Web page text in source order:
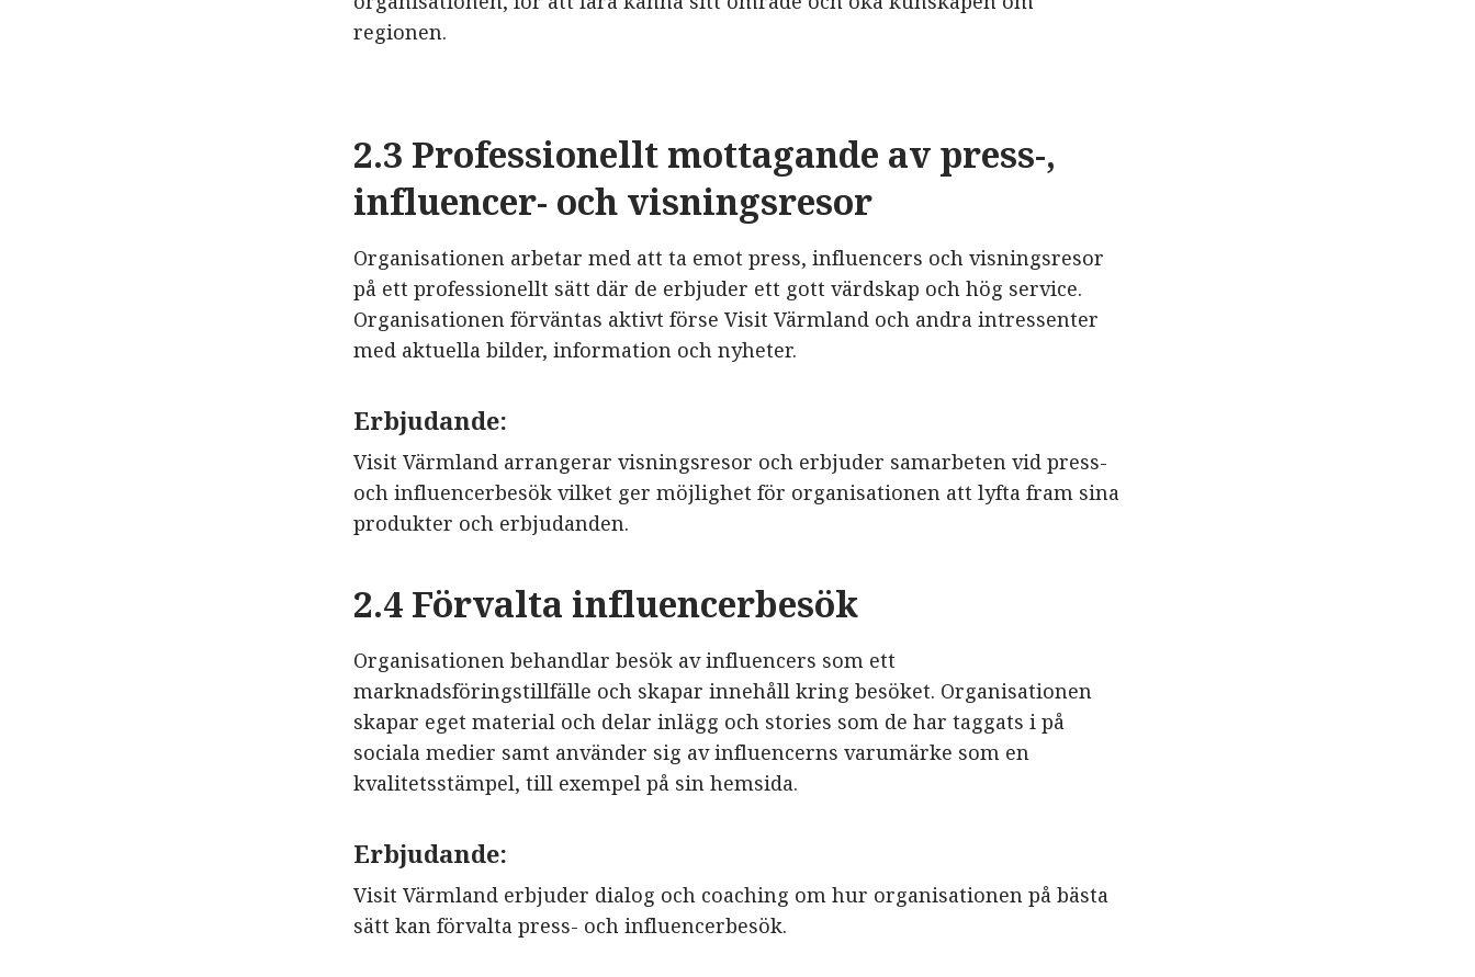
regionen.
2.3 Professionellt mottagande av press-,
influencer- och visningsresor
Organisationen arbetar med att ta emot press, influencers och visningsresor
på ett professionellt sätt där de erbjuder ett gott värdskap och hög service.
Organisationen förväntas aktivt förse Visit Värmland och andra intressenter
med aktuella bilder, information och nyheter.
Erbjudande:
Visit Värmland arrangerar visningsresor och erbjuder samarbeten vid press-
och influencerbesök vilket ger möjlighet för organisationen att lyfta fram sina
produkter och erbjudanden.
2.4 Förvalta influencerbesök
Organisationen behandlar besök av influencers som ett
marknadsföringstillfälle och skapar innehåll kring besöket. Organisationen
skapar eget material och delar inlägg och stories som de har taggats i på
sociala medier samt använder sig av influencerns varumärke som en
kvalitetsstämpel, till exempel på sin hemsida.
Erbjudande:
Visit Värmland erbjuder dialog och coaching om hur organisationen på bästa
sätt kan förvalta press- och influencerbesök.